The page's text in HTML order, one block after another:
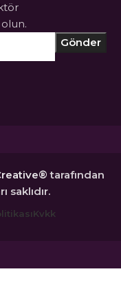
tarafından
saklıdır.
Kvkk